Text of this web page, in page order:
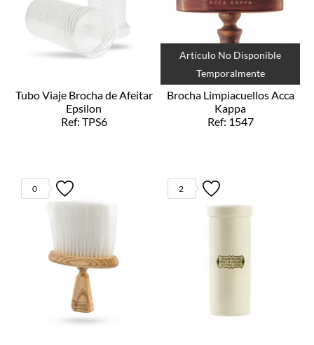
Tubo Viaje Brocha de Afeitar
Epsilon
Ref: TPS6
Artículo No Disponible
Temporalmente
Brocha Limpiacuellos Acca
Kappa
Ref: 1547
0 2